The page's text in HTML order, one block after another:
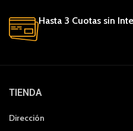
Hasta 3 Cuotas sin
TIENDA
Dirección